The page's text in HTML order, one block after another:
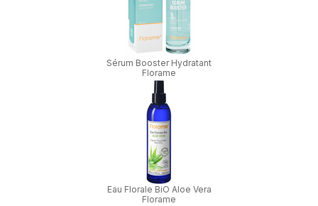
Sérum Booster Hydratant
Florame
Eau Florale BiO Aloe Vera
Florame